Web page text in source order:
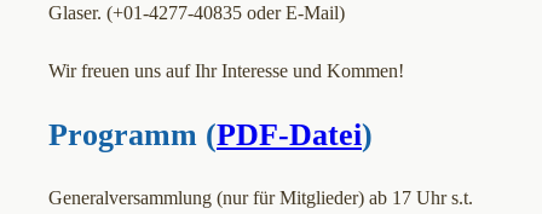
Glaser. (+01-4277-40835 oder E-Mail)
Wir freuen uns auf Ihr Interesse und Kommen!
Programm (PDF-Datei)
Generalversammlung (nur für Mitglieder) ab 17 Uhr s.t.